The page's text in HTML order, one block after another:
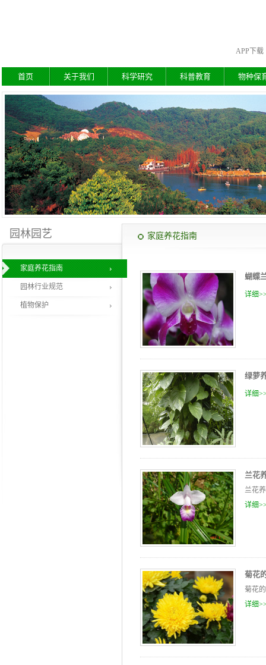
APP下载
首页 关于我们 科学研究 科普教育 物种保
家庭养花指南
蝴蝶
详细
绿萝
详细
兰花
兰花
详细
菊花
菊花
详细
园林园艺
家庭养花指南
园林行业规范
植物保护